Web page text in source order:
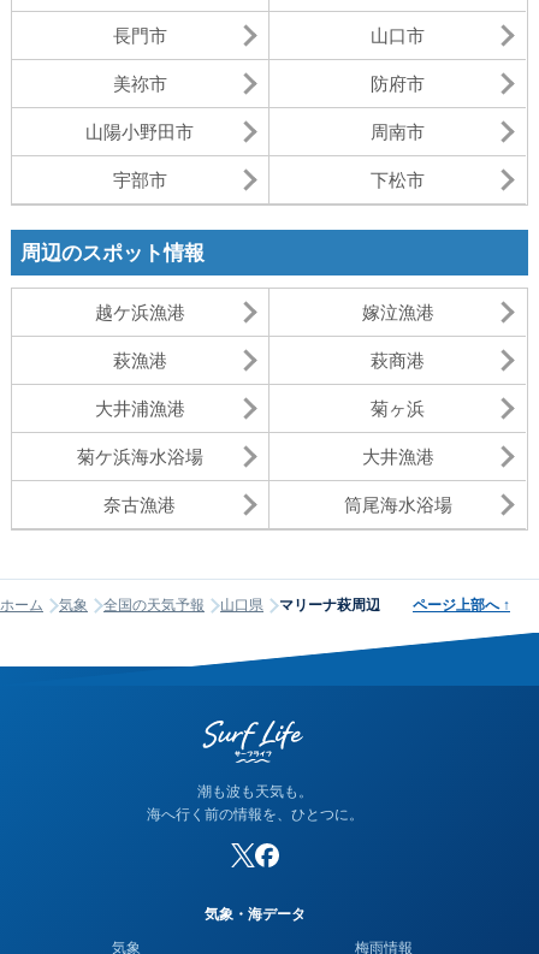
長門市 山口市
美祢市 防府市
山陽小野田市 周南市
宇部市 下松市
周辺のスポット情報
越ケ浜漁港 嫁泣漁港
萩漁港 萩商港
大井浦漁港 菊ヶ浜
菊ケ浜海水浴場 大井漁港
奈古漁港 筒尾海水浴場
ホーム 気象 全国の天気予報 山口県 マリーナ萩周辺 ページ上部へ ↑
潮も波も天気も。
海へ行く前の情報を、ひとつに。
気象・海データ
気象
梅雨情報